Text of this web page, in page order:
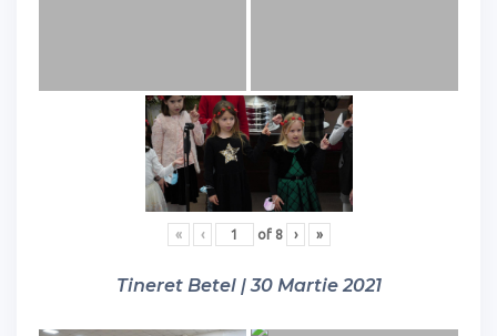
« ‹ of 8 › »
Tineret Betel | 30 Martie 2021